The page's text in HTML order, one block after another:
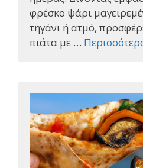
φρέσκο ψάρι
τηγάνι ή ατμό,
πιάτα με …